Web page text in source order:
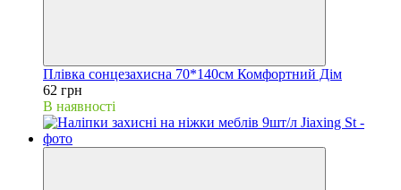
Плівка сонцезахисна 70*140см Комфортний Дім
62 грн
В наявності